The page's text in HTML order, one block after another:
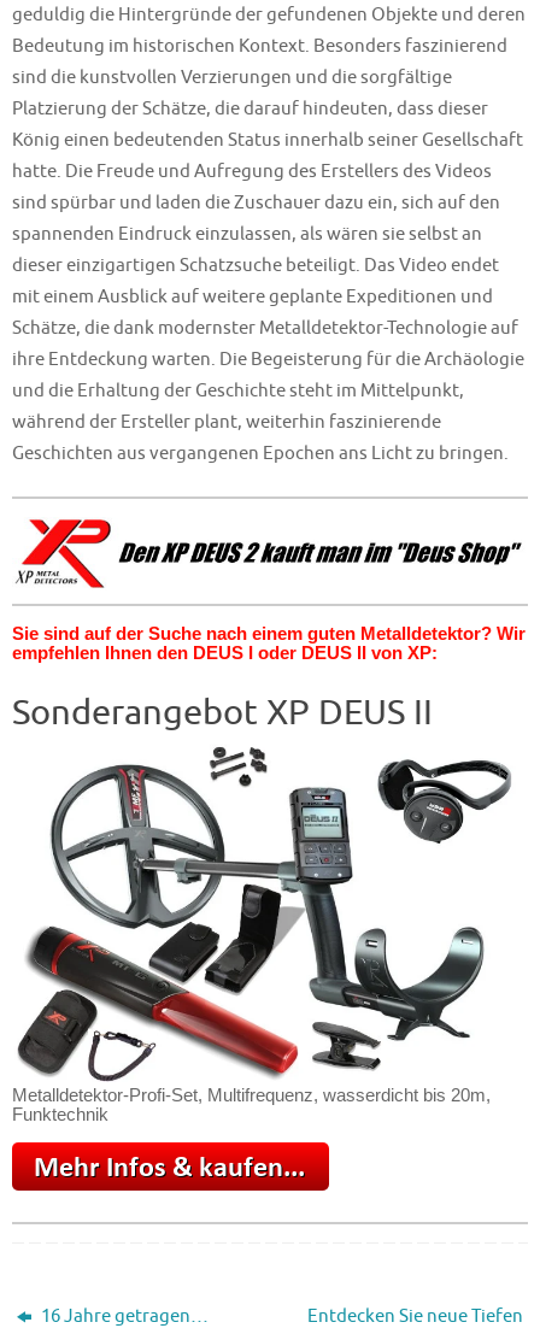
geduldig die Hintergründe der gefundenen Objekte und deren
Bedeutung im historischen Kontext. Besonders faszinierend
sind die kunstvollen Verzierungen und die sorgfältige
Platzierung der Schätze, die darauf hindeuten, dass dieser
König einen bedeutenden Status innerhalb seiner Gesellschaft
hatte. Die Freude und Aufregung des Erstellers des Videos
sind spürbar und laden die Zuschauer dazu ein, sich auf den
spannenden Eindruck einzulassen, als wären sie selbst an
dieser einzigartigen Schatzsuche beteiligt. Das Video endet
mit einem Ausblick auf weitere geplante Expeditionen und
Schätze, die dank modernster Metalldetektor-Technologie auf
ihre Entdeckung warten. Die Begeisterung für die Archäologie
und die Erhaltung der Geschichte steht im Mittelpunkt,
während der Ersteller plant, weiterhin faszinierende
Geschichten aus vergangenen Epochen ans Licht zu bringen.
Sie sind auf der Suche nach einem guten Metalldetektor? Wir
empfehlen Ihnen den DEUS I oder DEUS II von XP:
Sonderangebot XP DEUS II
Metalldetektor-Profi-Set, Multifrequenz, wasserdicht bis 20m,
Funktechnik
16 Jahre getragen…
Entdecken Sie neue Tiefen